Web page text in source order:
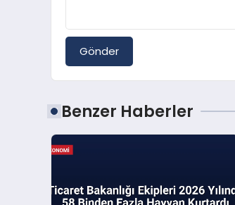
Gönder
Benzer Haberler